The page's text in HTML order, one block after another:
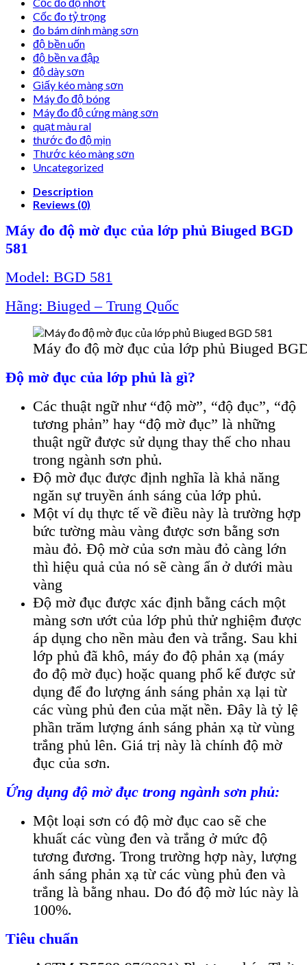
Cốc đo độ nhớt
Cốc đo tỷ trọng
đo bám dính màng sơn
độ bền uốn
độ bền va đập
độ dày sơn
Giấy kéo màng sơn
Máy đo độ bóng
Máy đo độ cứng màng sơn
quạt màu ral
thước đo độ mịn
Thước kéo màng sơn
Uncategorized
Description
Reviews (0)
Máy đo độ mờ đục của lớp phủ Biuged BGD
581
Model: BGD 581
Hãng: Biuged – Trung Quốc
Máy đo độ mờ đục của lớp phủ Biuged
Độ mờ đục của lớp phủ là gì?
Các thuật ngữ như “độ mờ”, “độ đục”, “độ
tương phản” hay “độ mờ đục” là những
thuật ngữ được sử dụng thay thế cho nhau
trong ngành sơn phủ.
Độ mờ đục được định nghĩa là khả năng
ngăn sự truyền ánh sáng của lớp phủ.
Một ví dụ thực tế về điều này là trường hợp
bức tường màu vàng được sơn bằng sơn
màu đỏ. Độ mờ của sơn màu đỏ càng lớn
thì hiệu quả của nó sẽ càng ẩn ở dưới màu
vàng
Độ mờ đục được xác định bằng cách một
màng sơn ướt của lớp phủ thử nghiệm được
áp dụng cho nền màu đen và trắng. Sau khi
lớp phủ đã khô, máy đo độ phản xạ (máy
đo độ mờ đục) hoặc quang phổ kế được sử
dụng để đo lượng ánh sáng phản xạ lại từ
các vùng phủ đen của mặt nền. Đây là tỷ lệ
phần trăm lượng ánh sáng phản xạ từ vùng
trắng phủ lên. Giá trị này là chính độ mờ
đục của sơn.
Ứng dụng độ mờ đục trong ngành sơn phủ:
Một loại sơn có độ mờ đục cao sẽ che
khuất các vùng đen và trắng ở mức độ
tương đương. Trong trường hợp này, lượng
ánh sáng phản xạ từ các vùng phủ đen và
trắng là bằng nhau. Do đó độ mờ lúc này là
100%.
Tiêu chuẩn